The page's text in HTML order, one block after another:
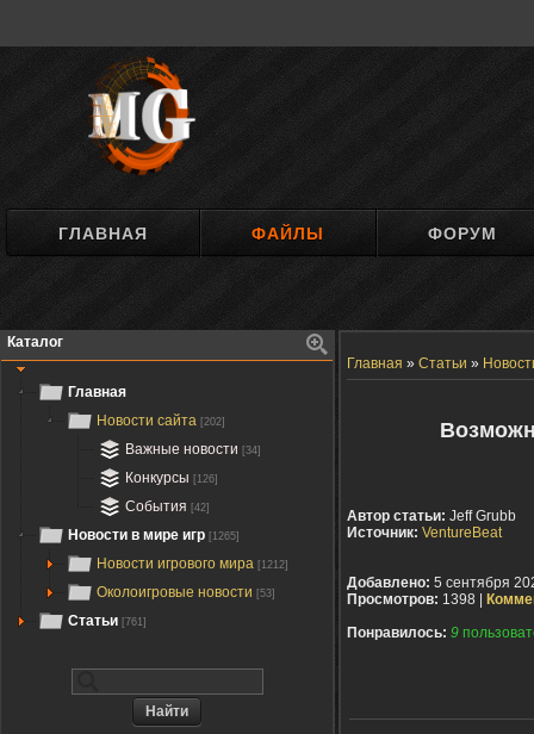
ГЛАВНАЯ ФАЙЛЫ ФОРУМ
Каталог
Главная
Новости сайта [202]
Важные новости [34]
Конкурсы [126]
События [42]
Новости в мире игр [1265]
Новости игрового мира [1212]
Околоигровые новости [53]
Статьи [761]
Главная » Статьи »
Автор статьи: Jeff Grubb
Источник: VentureBeat
Добавлено: 5 сентября
Просмотров: 1398 |
Понравилось: 9